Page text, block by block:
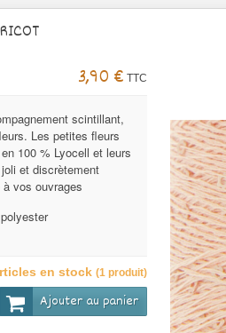
3,90 € TTC
scintillant,
Les petites fleurs
100 % Lyocell et leurs
et discrètement
vos ouvrages
en stock (1 produit)
Ajouter au panier